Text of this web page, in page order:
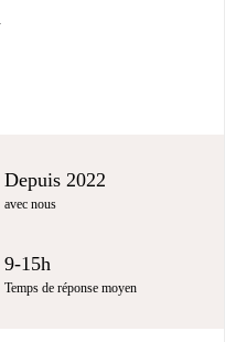
Depuis 2022
avec nous
9-15h
Temps de réponse moyen